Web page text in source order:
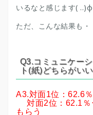
いるなと感じます(
ただ、こんな結果も・
Q3.コミュニケー
ト(紙)どちらがい
A3.対面1位：62.6
対面2位：62.1％
もらう